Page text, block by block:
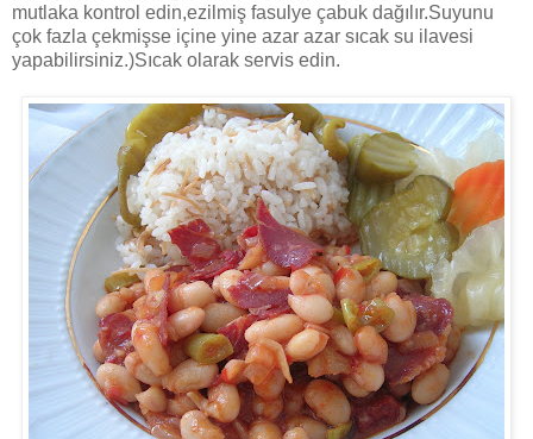
mutlaka kontrol edin,ezilmiş fasulye çabuk dağılır.Suyunu
çok fazla çekmişse içine yine azar azar sıcak su ilavesi
yapabilirsiniz.)Sıcak olarak servis edin.